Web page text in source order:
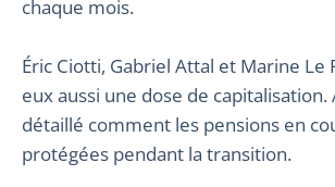
chaque mois.
Éric Ciotti, Gabriel Attal et Marine Le
eux aussi une dose de capitalisation.
détaillé comment les pensions en
protégées pendant la transition.